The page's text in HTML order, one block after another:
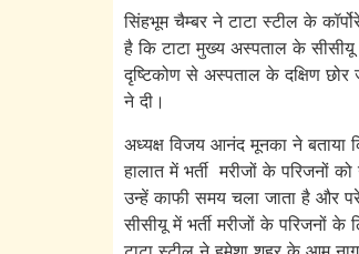
सिंहभूम चैम्बर ने टाटा स्टील के
है कि टाटा मुख्य अस्पताल के सीसीयू
दृष्टिकोण से अस्पताल के दक्षिण
ने दी।
अध्यक्ष विजय आनंद मूनका ने बताया
हालात में भर्ती मरीजों के परिजनों
उन्हें काफी समय चला जाता है और
सीसीयू में भर्ती मरीजों के परिजनों